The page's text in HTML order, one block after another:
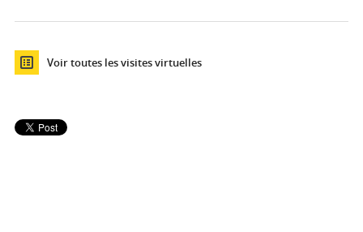
Voir toutes les visites virtuelles